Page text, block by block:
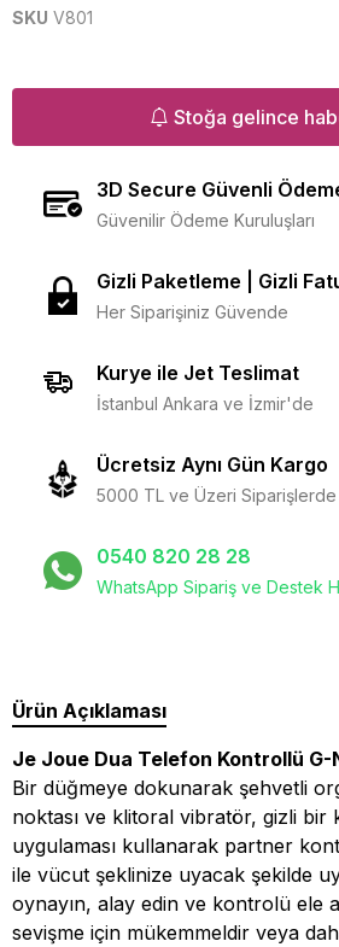
SKU V801
Stoğa gelince
3D Secure Güvenli
Güvenilir Ödeme Kuruluşları
Gizli Paketleme | Gizli
Her Siparişiniz Güvende
Kurye ile Jet Teslimat
İstanbul Ankara ve İzmir'de
Ücretsiz Aynı Gün Kargo
5000 TL ve Üzeri Siparişlerde
0540 820 28 28
WhatsApp Sipariş ve Destek
Ürün Açıklaması
Je Joue Dua Telefon Kontrollü G-
Bir düğmeye dokunarak şehvetli
noktası ve klitoral vibratör, gizli bir
uygulaması kullanarak partner
ile vücut şeklinize uyacak şekilde
oynayın, alay edin ve kontrolü ele
sevişme için mükemmeldir veya